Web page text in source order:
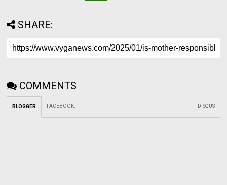
SHARE:
COMMENTS
BLOGGER FACEBOOK: DISQUS